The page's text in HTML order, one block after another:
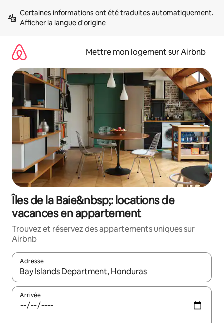
directement
Afficher la langue d'origine
Mettre mon logement sur Airbnb
Îles de la Baie&nbsp;: locations de
vacances en appartement
Trouvez et réservez des appartements uniques sur
Airbnb
Adresse
Lorsque les résultats s'affichent, utilisez les flèches vers le
Arrivée